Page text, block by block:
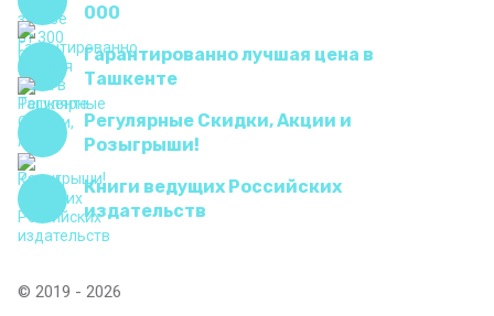
000
Гарантированно лучшая цена в
Ташкенте
Регулярные Скидки, Акции и
Розыгрыши!
Книги ведущих Российских
издательств
© 2019 - 2026